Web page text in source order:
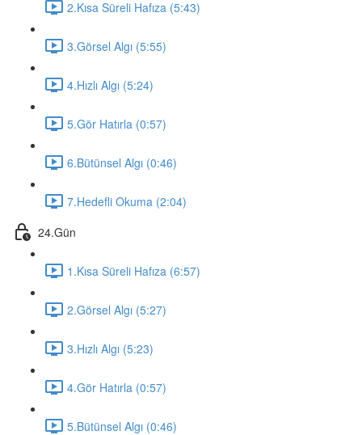
2.Kısa Süreli Hafıza (5:43)
3.Görsel Algı (5:55)
4.Hızlı Algı (5:24)
5.Gör Hatırla (0:57)
6.Bütünsel Algı (0:46)
7.Hedefli Okuma (2:04)
24.Gün
1.Kısa Süreli Hafıza (6:57)
2.Görsel Algı (5:27)
3.Hızlı Algı (5:23)
4.Gör Hatırla (0:57)
5.Bütünsel Algı (0:46)